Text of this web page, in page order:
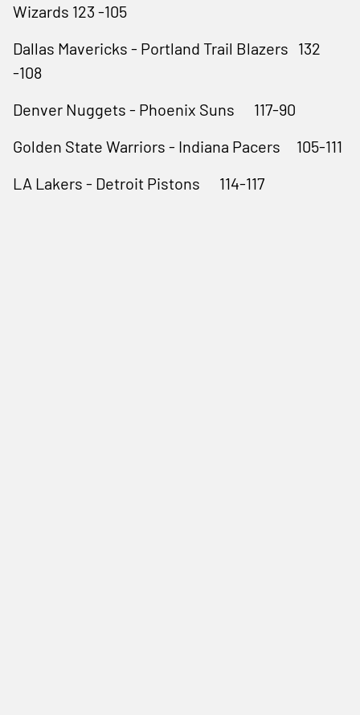
Wizards 123 -105
Dallas Mavericks - Portland Trail Blazers 132
-108
Denver Nuggets - Phoenix Suns 117-90
Golden State Warriors - Indiana Pacers 105-111
LA Lakers - Detroit Pistons 114-117